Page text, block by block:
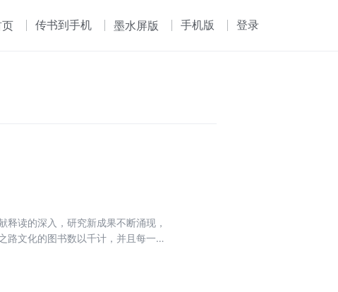
传书到手机 墨水屏版 手机版 登录
读的深入，研究新成果不断涌现，
路文化的图书数以千计，并且每一时